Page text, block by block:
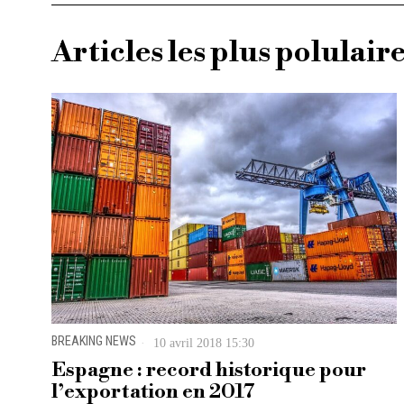
Articles les plus
BREAKING NEWS 10 avril 2018 15:30
Espagne : record historique pour
l’exportation en 2017